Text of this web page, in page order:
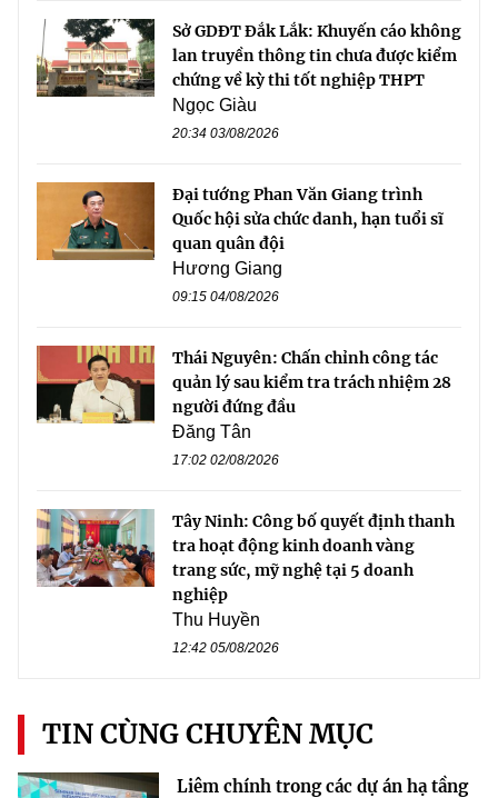
Sở GDĐT Đắk Lắk: Khuyến cáo không
lan truyền thông tin chưa được kiểm
chứng về kỳ thi tốt nghiệp THPT
Ngọc Giàu
20:34 03/08/2026
Đại tướng Phan Văn Giang trình
Quốc hội sửa chức danh, hạn tuổi sĩ
quan quân đội
Hương Giang
09:15 04/08/2026
Thái Nguyên: Chấn chỉnh công tác
quản lý sau kiểm tra trách nhiệm 28
người đứng đầu
Đăng Tân
17:02 02/08/2026
Tây Ninh: Công bố quyết định thanh
tra hoạt động kinh doanh vàng
trang sức, mỹ nghệ tại 5 doanh
nghiệp
Thu Huyền
12:42 05/08/2026
TIN CÙNG CHUYÊN MỤC
Liêm chính trong các dự án hạ tầng